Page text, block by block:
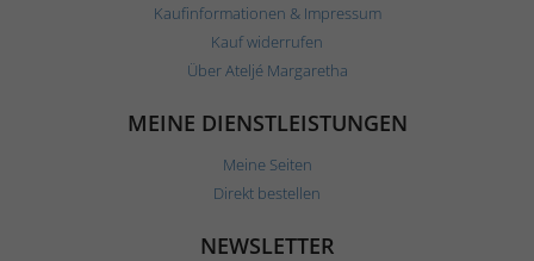
Kaufinformationen & Impressum
Kauf widerrufen
Über Ateljé Margaretha
MEINE DIENSTLEISTUNGEN
Meine Seiten
Direkt bestellen
NEWSLETTER